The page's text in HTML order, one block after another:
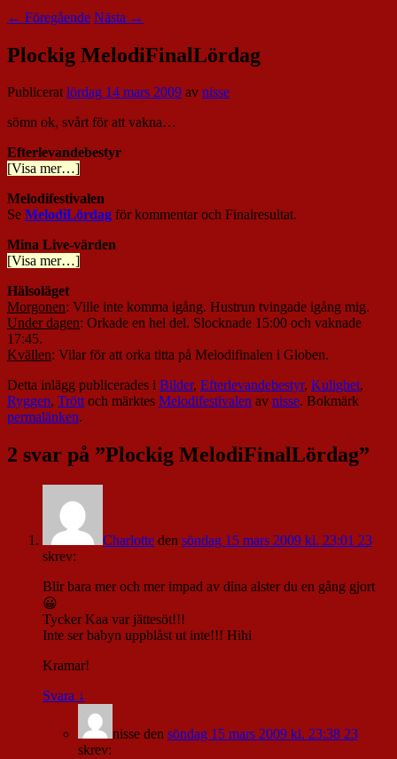
← Föregående Nästa →
Plockig MelodiFinalLördag
Publiceratlördag 14 mars 2009 av nisse
sömn ok, svårt för att vakna…
Efterlevandebestyr
[Visa mer…]
Melodifestivalen
Se MelodiLördag för kommentar och Finalresultat.
Mina Live-värden
[Visa mer…]
Hälsoläget
Morgonen: Ville inte komma igång. Hustrun tvingade igång mig.
Under dagen: Orkade en hel del. Slocknade 15:00 och vaknade
17:45.
Kvällen: Vilar för att orka titta på Melodifinalen i Globen.
Detta inlägg publicerades i Bilder, Efterlevandebestyr, Kulighet,
Ryggen, Tröttoch märktes Melodifestivalen av nisse. Bokmärk
permalänken.
2 svar på ”Plockig MelodiFinalLördag”
Charlotte den söndag 15 mars 2009 kl. 23:01 23
skrev:
Blir bara mer och mer impad av dina alster du en gång gjort
😀
Tycker Kaa var jättesöt!!!
Inte ser babyn uppblåst ut inte!!! Hihi
Kramar!
Svara ↓
nisse den söndag 15 mars 2009 kl. 23:38 23
skrev: